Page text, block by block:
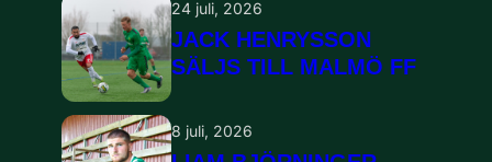
24 juli, 2026
JACK HENRYSSON
SÄLJS TILL MALMÖ FF
8 juli, 2026